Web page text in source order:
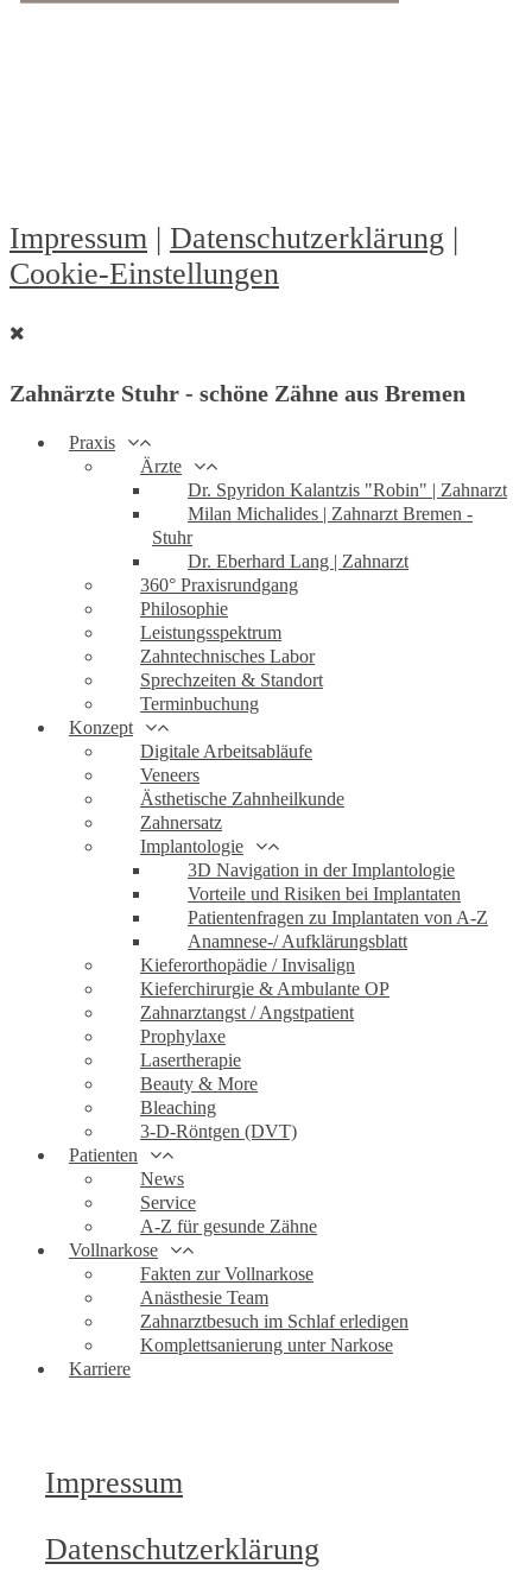
Impressum | Datenschutzerklärung |
Cookie-Einstellungen
Zahnärzte Stuhr - schöne Zähne aus Bremen
Praxis
Ärzte
Dr. Spyridon Kalantzis "Robin" | Zahnarzt
Milan Michalides | Zahnarzt Bremen -
Stuhr
Dr. Eberhard Lang | Zahnarzt
360° Praxisrundgang
Philosophie
Leistungsspektrum
Zahntechnisches Labor
Sprechzeiten & Standort
Terminbuchung
Konzept
Digitale Arbeitsabläufe
Veneers
Ästhetische Zahnheilkunde
Zahnersatz
Implantologie
3D Navigation in der Implantologie
Vorteile und Risiken bei Implantaten
Patientenfragen zu Implantaten von A-Z
Anamnese-/ Aufklärungsblatt
Kieferorthopädie / Invisalign
Kieferchirurgie & Ambulante OP
Zahnarztangst / Angstpatient
Prophylaxe
Lasertherapie
Beauty & More
Bleaching
3-D-Röntgen (DVT)
Patienten
News
Service
A-Z für gesunde Zähne
Vollnarkose
Fakten zur Vollnarkose
Anästhesie Team
Zahnarztbesuch im Schlaf erledigen
Komplettsanierung unter Narkose
Karriere
Impressum
Datenschutzerklärung